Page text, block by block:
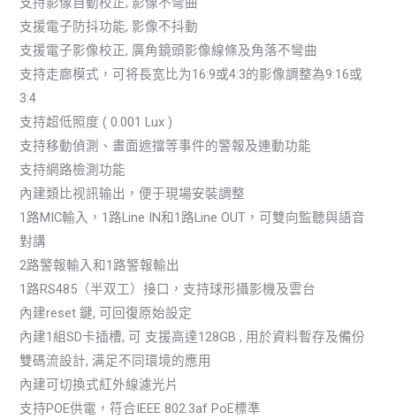
支援電子防抖功能, 影像不抖動
支援電子影像校正, 廣角鏡頭影像線條及角落不彎曲
支持走廊模式，可将長宽比为16:9或4:3的影像調整為9:16或
3:4
支持超低照度 ( 0.001 Lux )
支持移動偵測、畫面遮擋等事件的警報及連動功能
支持網路檢測功能
內建類比视訊输出，便于現場安裝調整
1路MIC輸入，1路Line IN和1路Line OUT，可雙向監聽與語音
對講
2路警報輸入和1路警報輸出
1路RS485（半双工）接口，支持球形攝影機及雲台
內建reset 鍵, 可回復原始設定
內建1組SD卡插槽, 可 支援高達128GB , 用於資料暫存及備份
雙碼流設計, 满足不同環境的應用
內建可切換式紅外線濾光片
支持POE供電，符合IEEE 802.3af PoE標準